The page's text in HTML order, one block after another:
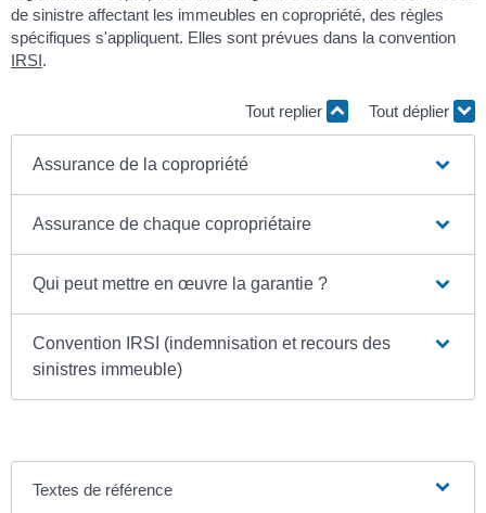
de sinistre affectant les immeubles en copropriété, des règles
spécifiques s'appliquent. Elles sont prévues dans la convention
IRSI.
Tout replier Tout déplier
Assurance de la copropriété
Assurance de chaque copropriétaire
Qui peut mettre en œuvre la garantie ?
Convention IRSI (indemnisation et recours des
sinistres immeuble)
Textes de référence